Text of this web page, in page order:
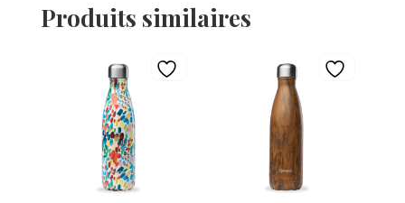
Produits similaires